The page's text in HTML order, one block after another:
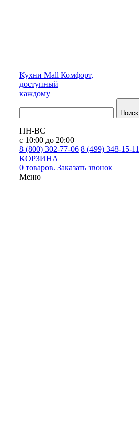
Кухни Mall Комфорт,
доступный
каждому
Поиск
ПН-ВС
с 10:00 до 20:00
8 (800) 302-77-06 8 (499) 348-15-11
КОРЗИНА
0 товаров. Заказать звонок
Меню